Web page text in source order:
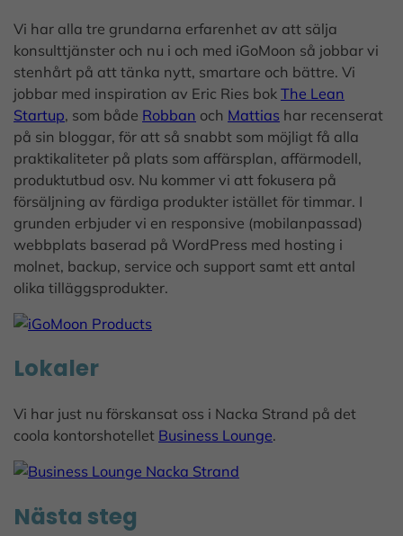
Vi har alla tre grundarna erfarenhet av att sälja
konsulttjänster och nu i och med iGoMoon så jobbar vi
stenhårt på att tänka nytt, smartare och bättre. Vi
jobbar med inspiration av Eric Ries bokThe Lean
Startup, som både Robban och Mattias har recenserat
på sin bloggar, för att så snabbt som möjligt få alla
praktikaliteter på plats som affärsplan, affärmodell,
produktutbud osv. Nu kommer vi att fokusera på
försäljning av färdiga produkter istället för timmar. I
grunden erbjuder vi en responsive (mobilanpassad)
webbplats baserad på WordPress med hosting i
molnet, backup, service och support samt ett antal
olika tilläggsprodukter.
Lokaler
Vi har just nu förskansat oss i Nacka Strand på det
coola kontorshotellet Business Lounge.
Nästa steg